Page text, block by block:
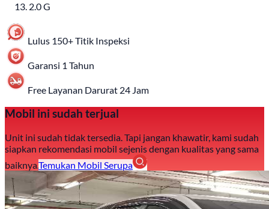
2.0 G
Lulus 150+ Titik Inspeksi
Garansi 1 Tahun
Free Layanan Darurat 24 Jam
Mobil ini sudah terjual
Unit ini sudah tidak tersedia. Tapi jangan khawatir, kami sudah
siapkan rekomendasi mobil sejenis dengan kualitas yang sama
baiknya.Temukan Mobil Serupa